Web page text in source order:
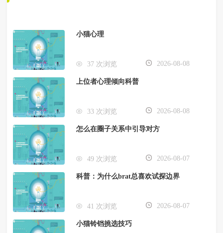
小猫心理
37 次浏览 2026-08-08
上位者心理倾向科普
33 次浏览 2026-08-08
怎么在圈子关系中引导对方
49 次浏览 2026-08-07
科普：为什么brat总喜欢试探边界
41 次浏览 2026-08-07
小猫铃铛挑选技巧